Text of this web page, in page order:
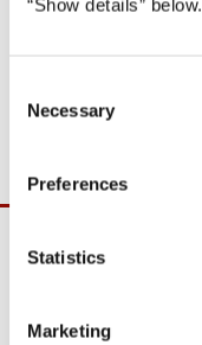
“Show details” below.
e
Necessary
Preferences
Statistics
Marketing
PDF 154,5 KB